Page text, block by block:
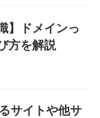
】ドメインっ
方を解説
サイトや他サ